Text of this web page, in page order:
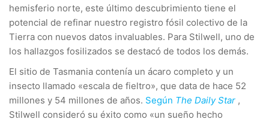
hemisferio norte, este último descubrimiento tiene el
potencial de refinar nuestro registro fósil colectivo de la
Tierra con nuevos datos invaluables. Para Stilwell, uno de
los hallazgos fosilizados se destacó de todos los demás.
El sitio de Tasmania contenía un ácaro completo y un
insecto llamado «escala de fieltro», que data de hace 52
millones y 54 millones de años. Según The Daily Star ,
Stilwell consideró su éxito como «un sueño hecho